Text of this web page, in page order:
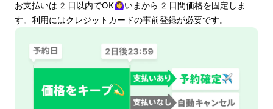
お支払いは 2 日以内でOK🙆‍♀️いまから 2 日間価格を固定しま
す。利用にはクレジットカードの事前登録が必要です。